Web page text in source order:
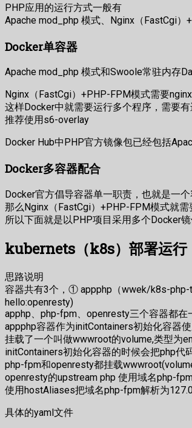
PHP应用的运行方式一般有
Apache mod_php 模式、Nginx（FastCgi
Docker单容器
Apache mod_php 模式和Swoole常驻内存
Nginx（FastCgi）+PHP-FPM模式需要
这样Docker中就需要运行多个程序，需要
推荐使用s6-overlay
Docker Hub中PHP官方镜像包已经包括
Docker多容器配合
Docker官方倡导容器单一职责，也就是一
那么Nginx（FastCgi）+PHP-FPM模式就
所以下面就是以PHP项目采用多个Docker
kubernets（k8s）部署运行
思路说明
容器共有3个，① appphp（wwek/k8s-
hello:openresty)
apphp、php-fpm、openresty三个容器都
appphp容器作为initContainers初始化容器
挂载了一个叫做wwwroot的volume,类型为
initContainers初始化容器的时候会把php代
php-fpm和openresty都挂载
openresty的upstream php 使用域名php-
使用hostAliases把域名php-fpm解析为
具体的yaml文件